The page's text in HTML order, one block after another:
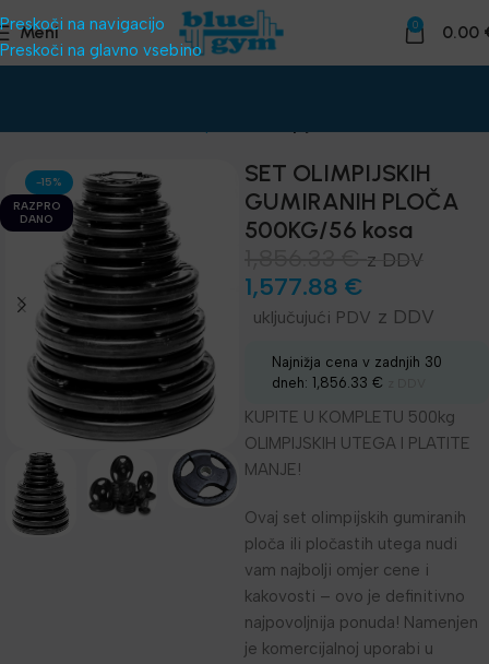
Preskoči na navigacijo
Preskoči na glavno vsebino
Meni 0 0.00
-15%
RAZPRO
DANO
SET OLIMPIJSKIH
GUMIRANIH PLOČA
500KG/56 kosa
z DDV
1,577.88 €
z DDV
Najnižja cena v zadnjih 30
dneh: 1,856.33 €
KUPITE U KOMPLETU 500kg
OLIMPIJSKIH UTEGA I PLATITE
MANJE!
Ovaj set olimpijskih gumiranih
ploča ili pločastih utega nudi
vam najbolji omjer cene i
kakovosti – ovo je definitivno
najpovoljnija ponuda! Namenjen
je komercijalnoj uporabi u